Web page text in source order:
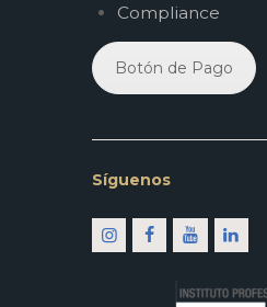
Compliance
Botón de Pago
Síguenos